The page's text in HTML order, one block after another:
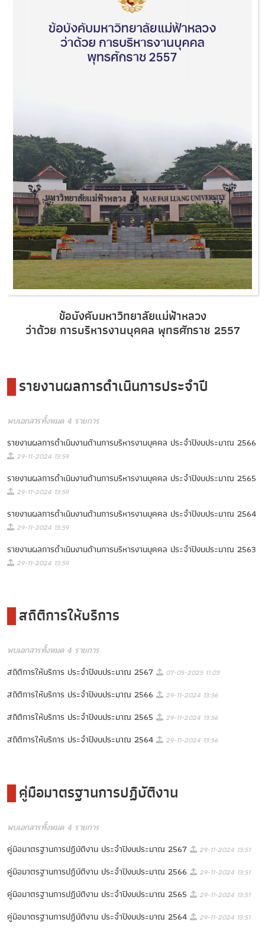
ข้อบังคับมหาวิทยาลัยแม่ฟ้าหลวง
ว่าด้วย การบริหารงานบุคคล พุทธศักราช 2557
รายงานผลการดำเนินการประจำปี
พบเอกสารทั้งหมด 4 รายการ
รายงานผลการดำเนินงานด้านการบริหารงานบุคคล ประจำปีงบประมาณ 2566
29-11-2024 13:59
รายงานผลการดำเนินงานด้านการบริหารงานบุคคล ประจำปีงบประมาณ 2565
29-11-2024 13:59
รายงานผลการดำเนินงานด้านการบริหารงานบุคคล ประจำปีงบประมาณ 2564
29-11-2024 13:59
รายงานผลการดำเนินงานด้านการบริหารงานบุคคล ประจำปีงบประมาณ 2563
29-11-2024 13:59
สถิติการให้บริการ
พบเอกสารทั้งหมด 4 รายการ
สถิติการให้บริการ ประจำปีงบประมาณ 2567 07-05-2025 11:03
สถิติการให้บริการ ประจำปีงบประมาณ 2566 29-11-2024 13:56
สถิติการให้บริการ ประจำปีงบประมาณ 2565 29-11-2024 13:56
สถิติการให้บริการ ประจำปีงบประมาณ 2564 29-11-2024 13:56
คู่มือมาตรฐานการปฏิบัติงาน
พบเอกสารทั้งหมด 4 รายการ
คู่มือมาตรฐานการปฏิบัติงาน ประจำปีงบประมาณ 2567 29-11-2024 13:51
คู่มือมาตรฐานการปฏิบัติงาน ประจำปีงบประมาณ 2566 29-11-2024 13:51
คู่มือมาตรฐานการปฏิบัติงาน ประจำปีงบประมาณ 2565 29-11-2024 13:51
คู่มือมาตรฐานการปฏิบัติงาน ประจำปีงบประมาณ 2564 29-11-2024 13:51